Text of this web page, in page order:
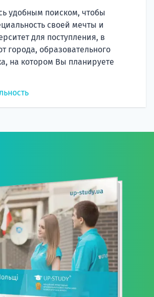
удобным поиском, чтобы
своей мечты и
для поступления, в
города, образовательного
на котором Вы планируете